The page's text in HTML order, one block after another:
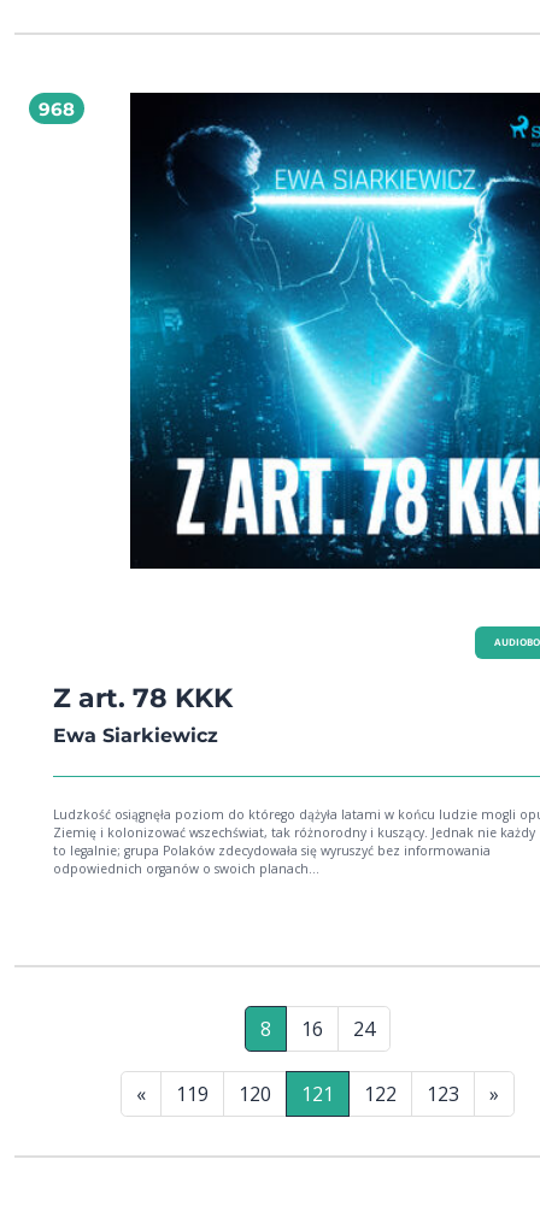
o bestii z mroku, która przebudziła się, by pożreć wszystkich obcych.
968
Z art. 78 KKK
Ewa Siarkiewicz
Ludzkość osiągnęła poziom do którego dążyła latami w końcu ludzie mogli opuścić
Ziemię i kolonizować wszechświat, tak różnorodny i kuszący. Jednak nie każdy
to legalnie; grupa Polaków zdecydowała się wyruszyć bez informowania
odpowiednich organów o swoich planach...
8 16 24
« 119 120 121 122 123 »